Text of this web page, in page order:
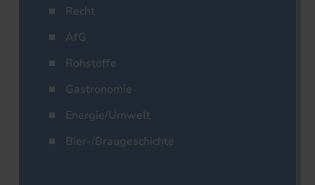
Recht
AfG
Rohstoffe
Gastronomie
Energie/Umwelt
Bier-/Braugeschichte